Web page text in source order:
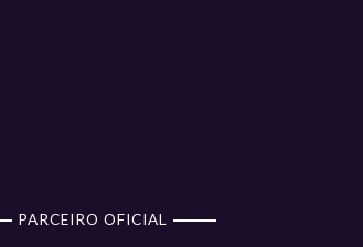
PARCEIRO OFICIAL